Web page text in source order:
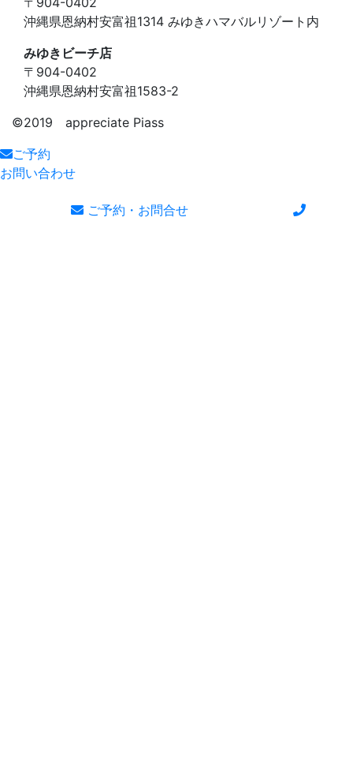
沖縄県恩納村安富祖1314 みゆきハマバルリゾート内
みゆきビーチ店
〒904-0402
沖縄県恩納村安富祖1583-2
©️2019 appreciate Piass
ご予約
お問い合わせ
ご予約・お問合せ